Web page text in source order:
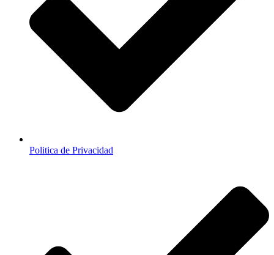
Politica de Privacidad